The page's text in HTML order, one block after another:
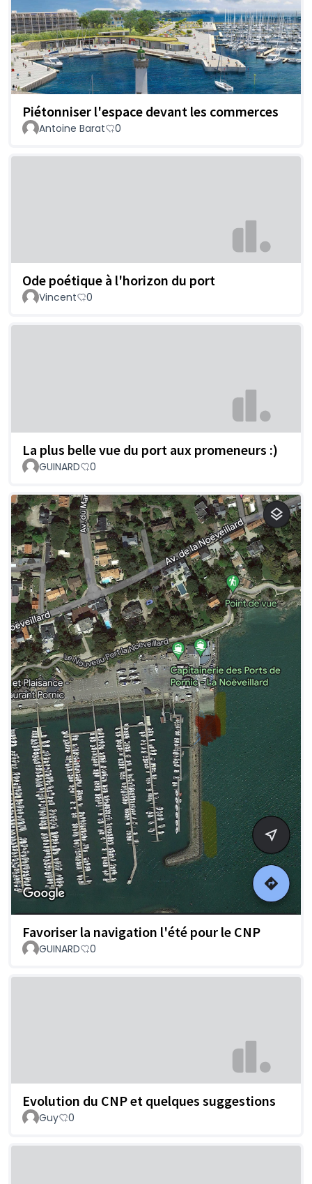
Piétonniser l'espace devant les commerces
Antoine Barat 0
Ode poétique à l'horizon du port
Vincent 0
La plus belle vue du port aux promeneurs :)
GUINARD 0
Favoriser la navigation l'été pour le CNP
GUINARD 0
Evolution du CNP et quelques suggestions
Guy 0